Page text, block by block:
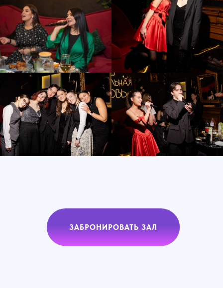
ЗАБРОНИРОВАТЬ ЗАЛ